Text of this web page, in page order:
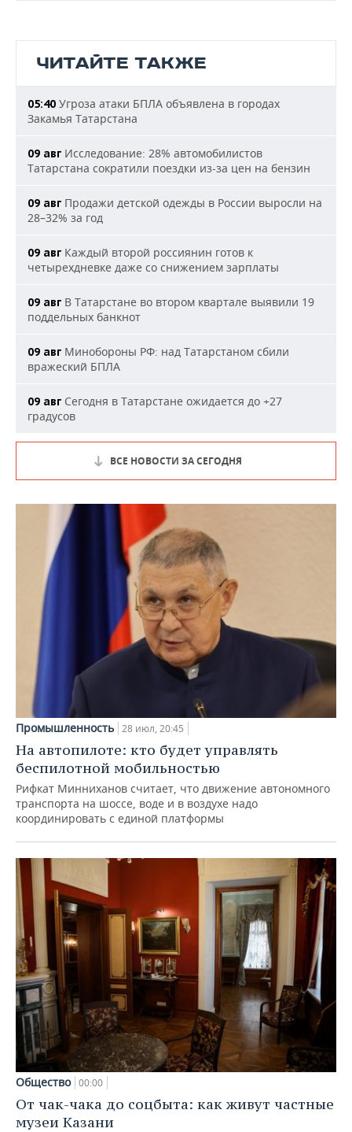
ЧИТАЙТЕ ТАКЖЕ
05:40 Угроза атаки БПЛА объявлена в городах
Закамья Татарстана
09 авг Исследование: 28% автомобилистов
Татарстана сократили поездки из-за цен на бензин
09 авг Продажи детской одежды в России выросли на
28–32% за год
09 авг Каждый второй россиянин готов к
четырехдневке даже со снижением зарплаты
09 авг В Татарстане во втором квартале выявили 19
поддельных банкнот
09 авг Минобороны РФ: над Татарстаном сбили
вражеский БПЛА
09 авг Сегодня в Татарстане ожидается до +27
градусов
ВСЕ НОВОСТИ ЗА СЕГОДНЯ
Промышленность 28 июл, 20:45
На автопилоте: кто будет управлять
беспилотной мобильностью
Рифкат Минниханов считает, что движение автономного
транспорта на шоссе, воде и в воздухе надо
координировать с единой платформы
Общество 00:00
От чак-чака до соцбыта: как живут частные
музеи Казани